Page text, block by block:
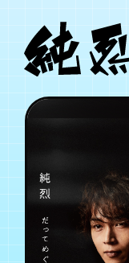
PROFILE 会
チケット
FC TICKET